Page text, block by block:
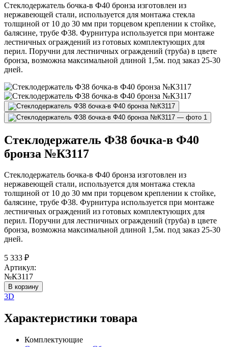
Стеклодержатель бочка-в Ф40 бронза изготовлен из
нержавеющей стали, используется для монтажа стекла
толщиной от 10 до 30 мм при торцевом креплении к стойке,
балясине, трубе Ф38. Фурнитура используется при монтаже
лестничных ограждений из готовых комплектующих для
перил. Поручни для лестничных ограждений (труба) в цвете
бронза, возможна максимальной длиной 1,5м. под заказ 25-30
дней.
Стеклодержатель Ф38 бочка-в Ф40
бронза №К3117
Стеклодержатель бочка-в Ф40 бронза изготовлен из
нержавеющей стали, используется для монтажа стекла
толщиной от 10 до 30 мм при торцевом креплении к стойке,
балясине, трубе Ф38. Фурнитура используется при монтаже
лестничных ограждений из готовых комплектующих для
перил. Поручни для лестничных ограждений (труба) в цвете
бронза, возможна максимальной длиной 1,5м. под заказ 25-30
дней.
5 333 ₽
Артикул:
№К3117
В корзину
3D
Характеристики товара
Комплектующие